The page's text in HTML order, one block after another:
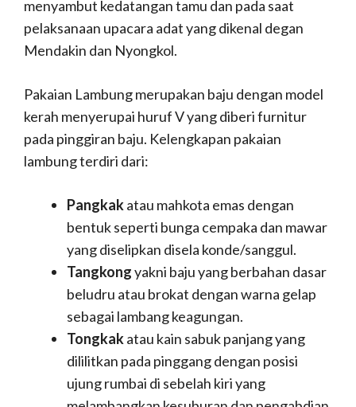
menyambut kedatangan tamu dan pada saat
pelaksanaan upacara adat yang dikenal degan
Mendakin dan Nyongkol.
Pakaian Lambung merupakan baju dengan model
kerah menyerupai huruf V yang diberi furnitur
pada pinggiran baju. Kelengkapan pakaian
lambung terdiri dari:
Pangkakatau mahkota emas dengan
bentuk seperti bunga cempaka dan mawar
yang diselipkan disela konde/sanggul.
Tangkongyakni baju yang berbahan dasar
beludru atau brokat dengan warna gelap
sebagai lambang keagungan.
Tongkakatau kain sabuk panjang yang
dililitkan pada pinggang dengan posisi
ujung rumbai di sebelah kiri yang